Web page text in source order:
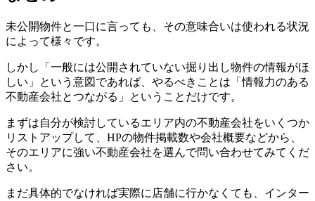
未公開物件と一口に言っても、その意味合いは使われる状況
によって様々です。
しかし「一般には公開されていない掘り出し物件の情報がほ
しい」という意図であれば、やるべきことは「情報力のある
不動産会社とつながる」ということだけです。
まずは自分が検討しているエリア内の不動産会社をいくつか
リストアップして、HPの物件掲載数や会社概要などから、
そのエリアに強い不動産会社を選んで問い合わせてみてくだ
さい。
まだ具体的でなければ実際に店舗に行かなくても、インター